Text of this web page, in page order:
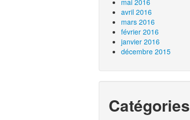
mai 2016
avril 2016
mars 2016
février 2016
janvier 2016
décembre 2015
Catégories